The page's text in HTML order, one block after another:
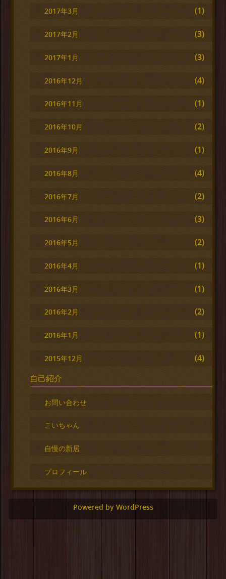
2017年3月 (1)
2017年2月 (3)
2017年1月 (3)
2016年12月 (4)
2016年11月 (1)
2016年10月 (2)
2016年9月 (1)
2016年8月 (4)
2016年7月 (2)
2016年6月 (3)
2016年5月 (2)
2016年4月 (1)
2016年3月 (1)
2016年2月 (2)
2016年1月 (1)
2015年12月
(4)
自己紹介
お問い合わせ
こいちゃん
自慢の新居
プロフィール
Powered by WordPress